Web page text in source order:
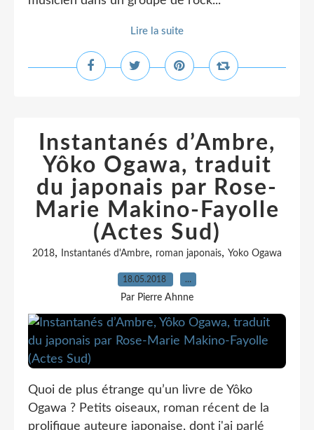
Lire la suite
Instantanés d’Ambre,
Yôko Ogawa, traduit
du japonais par Rose-
Marie Makino-Fayolle
(Actes Sud)
2018, Instantanés d'Ambre, roman japonais, Yoko Ogawa
18.05.2018 …
Par Pierre Ahnne
Quoi de plus étrange qu’un livre de Yôko
Ogawa ? Petits oiseaux, roman récent de la
prolifique auteure japonaise, dont j'ai parlé